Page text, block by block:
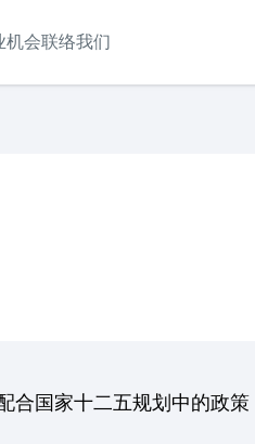
机会联络我们
合国家十二五规划中的政